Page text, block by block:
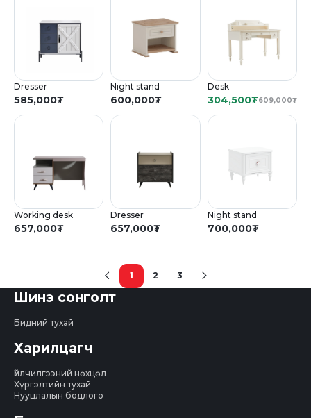
Dresser
585,000₮
Night stand
600,000₮
Desk
304,500₮609,000₮
Working desk
657,000₮
Dresser
657,000₮
Night stand
700,000₮
1(current)
2 3
Шинэ сонголт
Бидний тухай
Харилцагч
Үйлчилгээний нөхцөл
Хүргэлтийн тухай
Нууцлалын бодлого